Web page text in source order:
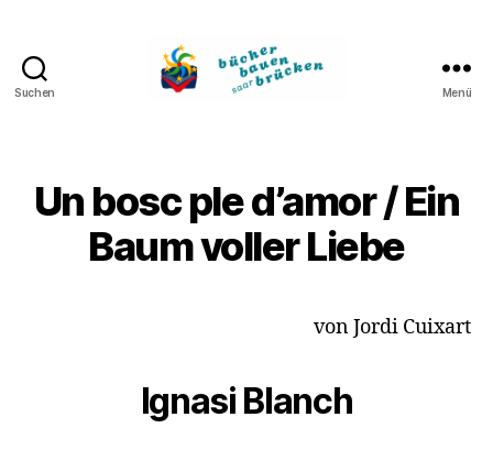
Suchen Menü
Un bosc ple d’amor / Ein
Baum voller Liebe
von Jordi Cuixart
Ignasi Blanch